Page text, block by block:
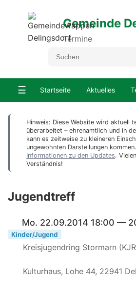
Gemeinde
Termine
☰ Startseite Aktuelles
Hinweis: Diese Website wird aktuell
überarbeitet – ehrenamtlich und in
kann es zeitweise zu kleineren
ungewohnten Darstellungen kommen.
Informationen zu den Updates.
Verständnis!
Jugendtreff
Mo. 22.09.2014 18:00 —
Kinder/Jugend
Kreisjugendring Stormarn
Kulturhaus, Lohe 44, 22941